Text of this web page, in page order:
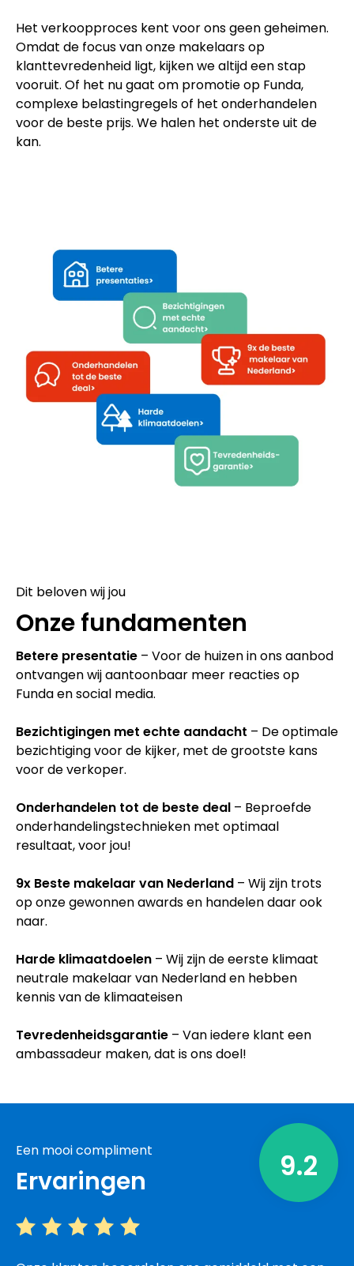
Het verkoopproces kent voor ons geen geheimen.
Omdat de focus van onze makelaars op
klanttevredenheid ligt, kijken we altijd een stap
vooruit. Of het nu gaat om promotie op Funda,
complexe belastingregels of het onderhandelen
voor de beste prijs. We halen het onderste uit de
kan.
Dit beloven wij jou
Onze fundamenten
Betere presentatie – Voor de huizen in ons aanbod
ontvangen wij aantoonbaar meer reacties op
Funda en social media.
Bezichtigingen met echte aandacht – De optimale
bezichtiging voor de kijker, met de grootste kans
voor de verkoper.
Onderhandelen tot de beste deal – Beproefde
onderhandelingstechnieken met optimaal
resultaat, voor jou!
9x Beste makelaar van Nederland – Wij zijn trots
op onze gewonnen awards en handelen daar ook
naar.
Harde klimaatdoelen – Wij zijn de eerste klimaat
neutrale makelaar van Nederland en hebben
kennis van de klimaateisen
Tevredenheidsgarantie – Van iedere klant een
ambassadeur maken, dat is ons doel!
9.2
Een mooi compliment
Ervaringen